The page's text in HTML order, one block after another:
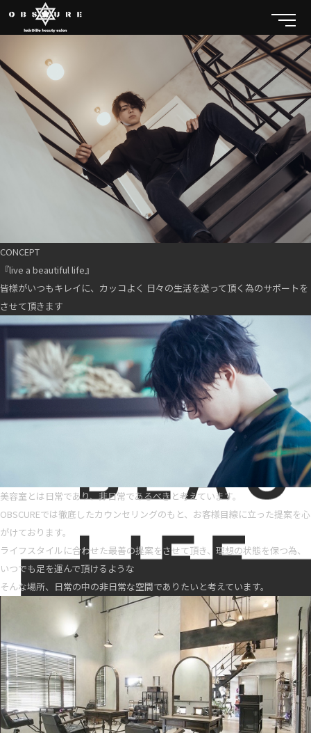
CONCEPT
『live a beautiful life』
皆様がいつもキレイに、カッコよく 日々の生活を送って頂く為のサポートを
させて頂きます
美容室とは日常であり、非日常であるべきと考えています。
OBSCUREでは徹底したカウンセリングのもと、お客様目線に立った提案を心
がけております。
ライフスタイルに合わせた最善の提案をさせて頂き、理想の状態を保つ為、
いつでも足を運んで頂けるような
そんな場所、日常の中の非日常な空間でありたいと考えています。